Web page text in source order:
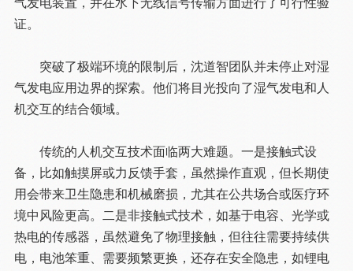
气发电装置，并在水下无线信号传输方面进行了可行性验
证。
突破了极端环境的限制后，沈道智团队并未停止对湿
气发电应用边界的探索。他们将目光投向了湿气发电和人
机交互的结合领域。
传统的人机交互技术面临两大难题。一是接触式设
备，比如触摸屏或力反馈手套，虽然操作直观，但长期使
用会带来卫生隐患和机械磨损，尤其在公共场合或医疗环
境中风险更高。二是非接触式技术，如基于电容、光学或
热电的传感器，虽然避免了物理接触，但往往需要持续供
电，电池笨重、需要频繁更换，还存在安全隐患，如锂电